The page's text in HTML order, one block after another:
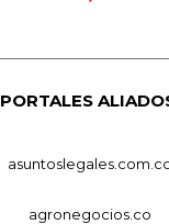
PORTALES
agronegocios.co